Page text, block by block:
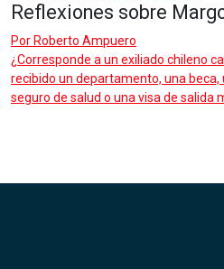
Reflexiones sobre
Por Roberto Ampuero
¿Corresponde a un exiliado chileno
recibido un departamento, una beca,
seguro de salud o una visa de salida